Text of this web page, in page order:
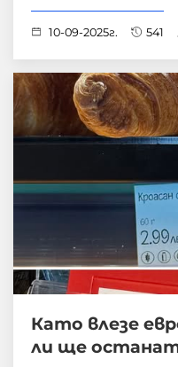
10-09-2025г. 541
Като влезе
ли ще